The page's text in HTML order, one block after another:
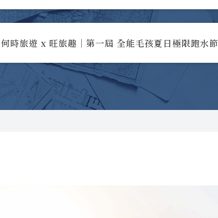
時旅遊 x 旺旅趣｜第一屆 全能毛孩夏日極限跑水節